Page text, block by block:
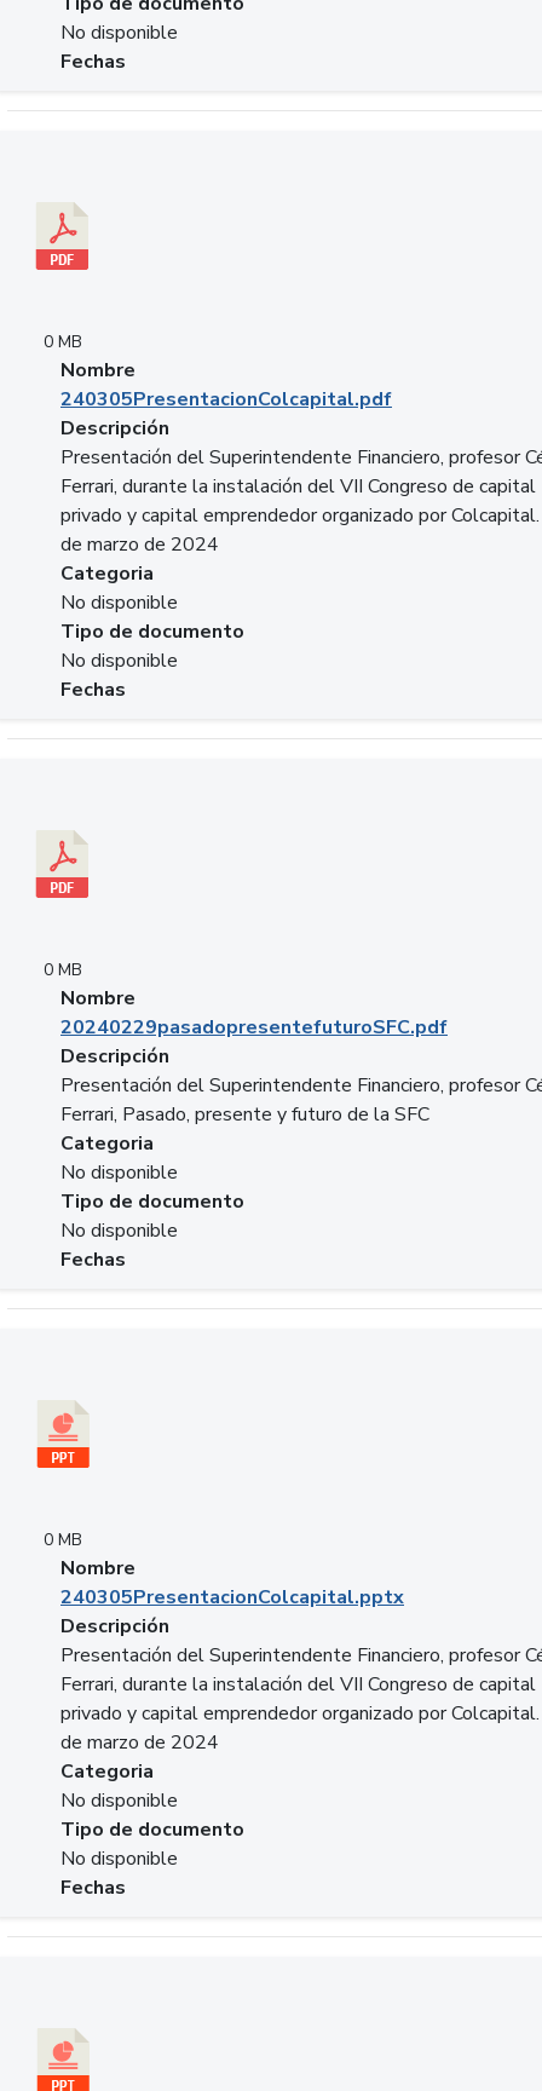
No disponible
Fechas
0 MB
Nombre
240305PresentacionColcapital.pdf
Descripción
Presentación del Superintendente Financiero, profesor
Ferrari, durante la instalación del VII Congreso de capital
privado y capital emprendedor organizado por
de marzo de 2024
Categoria
No disponible
Tipo de documento
No disponible
Fechas
0 MB
Nombre
20240229pasadopresentefuturoSFC.pdf
Descripción
Presentación del Superintendente Financiero, profesor
Ferrari, Pasado, presente y futuro de la SFC
Categoria
No disponible
Tipo de documento
No disponible
Fechas
0 MB
Nombre
240305PresentacionColcapital.pptx
Descripción
Presentación del Superintendente Financiero, profesor
Ferrari, durante la instalación del VII Congreso de capital
privado y capital emprendedor organizado por
de marzo de 2024
Categoria
No disponible
Tipo de documento
No disponible
Fechas